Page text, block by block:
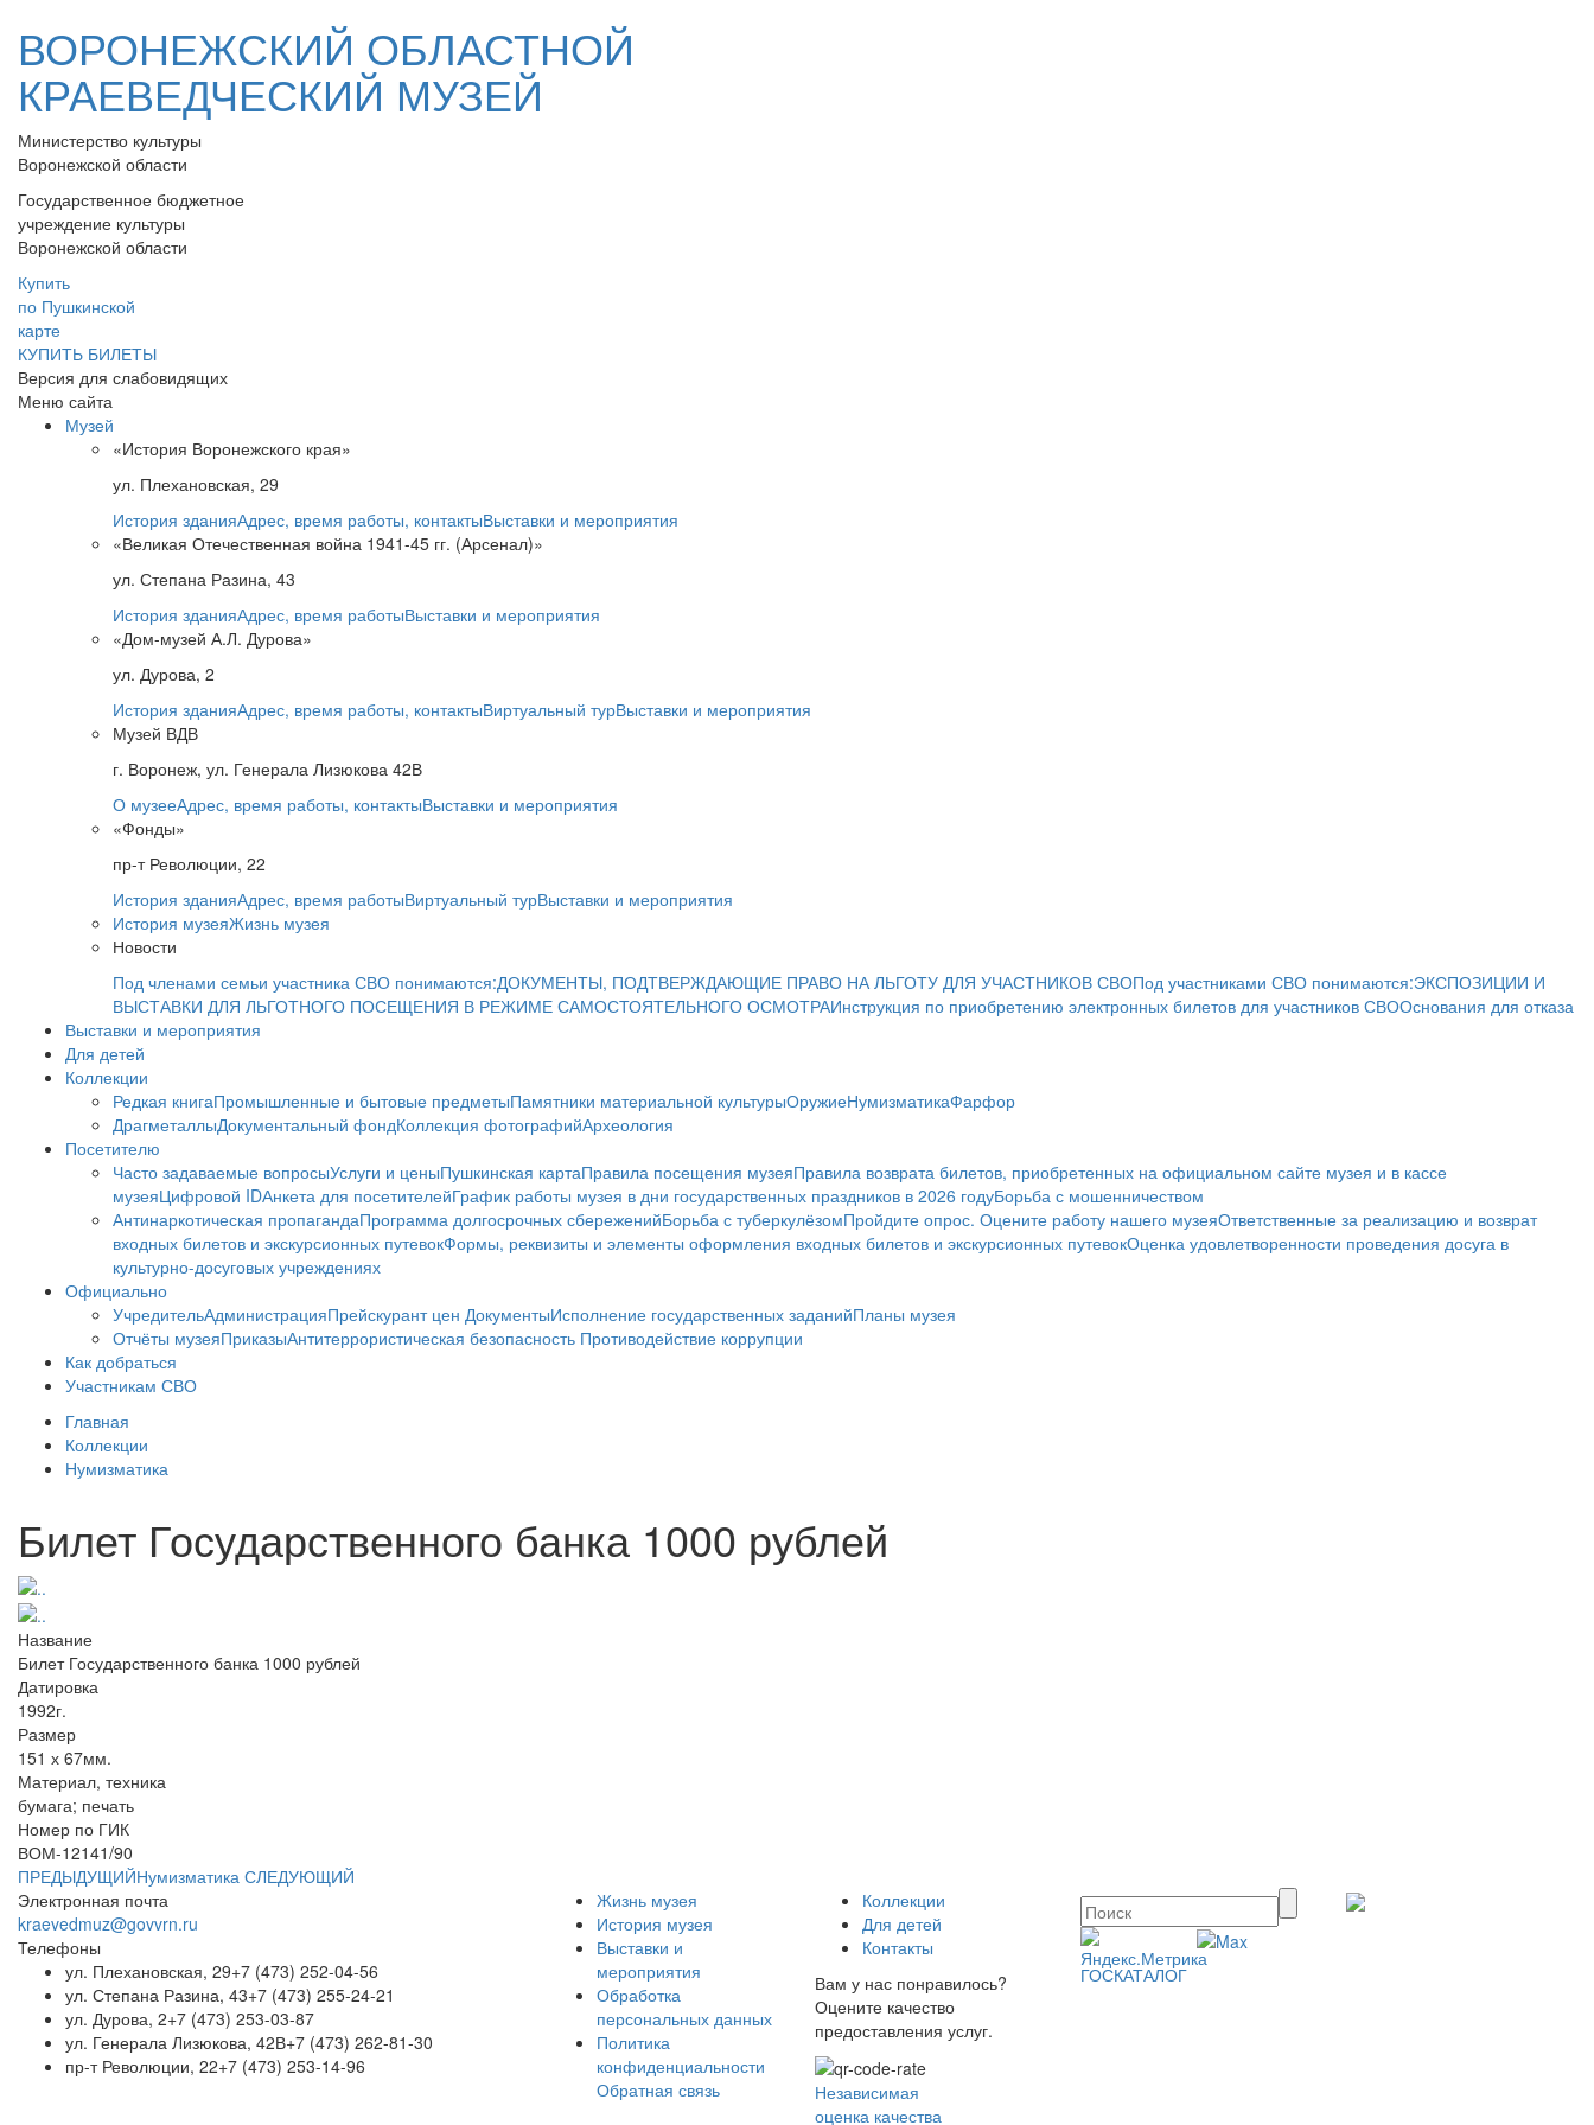
ВОРОНЕЖСКИЙ ОБЛАСТНОЙ
КРАЕВЕДЧЕСКИЙ МУЗЕЙ
Министерство культуры
Воронежской области
Государственное бюджетное
учреждение культуры
Воронежской области
Купить
по Пушкинской
карте
КУПИТЬ БИЛЕТЫ
Версия для слабовидящих
Меню сайта
Музей
«История Воронежского края»
ул. Плехановская, 29
История зданияАдрес, время работы, контактыВыставки и мероприятия
«Великая Отечественная война 1941-45 гг. (Арсенал)»
ул. Степана Разина, 43
История зданияАдрес, время работыВыставки и мероприятия
«Дом-музей А.Л. Дурова»
ул. Дурова, 2
История зданияАдрес, время работы, контактыВиртуальный турВыставки и мероприятия
Музей ВДВ
г. Воронеж, ул. Генерала Лизюкова 42В
О музееАдрес, время работы, контактыВыставки и мероприятия
«Фонды»
пр-т Революции, 22
История зданияАдрес, время работыВиртуальный турВыставки и мероприятия
История музеяЖизнь музея
Новости
Под членами семьи участника СВО понимаются:ДОКУМЕНТЫ, ПОДТВЕРЖДАЮЩИЕ ПРАВО НА ЛЬГОТУ ДЛЯ УЧАСТНИКОВ СВОПод участниками СВО понимаются:ЭКСПОЗИЦИИ И
ВЫСТАВКИ ДЛЯ ЛЬГОТНОГО ПОСЕЩЕНИЯ В РЕЖИМЕ САМОСТОЯТЕЛЬНОГО ОСМОТРАИнструкция по приобретению электронных билетов для участников СВООснования для отказа
Выставки и мероприятия
Для детей
Коллекции
Редкая книгаПромышленные и бытовые предметыПамятники материальной культурыОружиеНумизматикаФарфор
ДрагметаллыДокументальный фондКоллекция фотографийАрхеология
Посетителю
Часто задаваемые вопросыУслуги и ценыПушкинская картаПравила посещения музеяПравила возврата билетов, приобретенных на официальном сайте музея и в кассе
музеяЦифровой IDАнкета для посетителейГрафик работы музея в дни государственных праздников в 2026 годуБорьба с мошенничеством
Антинаркотическая пропагандаПрограмма долгосрочных сбереженийБорьба с туберкулёзомПройдите опрос. Оцените работу нашего музеяОтветственные за реализацию и возврат
входных билетов и экскурсионных путевокФормы, реквизиты и элементы оформления входных билетов и экскурсионных путевокОценка удовлетворенности проведения досуга в
культурно-досуговых учреждениях
Официально
УчредительАдминистрацияПрейскурант цен ДокументыИсполнение государственных заданийПланы музея
Отчёты музеяПриказыАнтитеррористическая безопасность Противодействие коррупции
Как добраться
Участникам СВО
Главная
Коллекции
Нумизматика
Билет Государственного банка 1000 рублей
Название
Билет Государственного банка 1000 рублей
Датировка
1992г.
Размер
151 х 67мм.
Материал, техника
бумага; печать
Номер по ГИК
ВОМ-12141/90
ПРЕДЫДУЩИЙНумизматика СЛЕДУЮЩИЙ
Электронная почта
kraevedmuz@govvrn.ru
Телефоны
ул. Плехановская, 29+7 (473) 252-04-56
ул. Степана Разина, 43+7 (473) 255-24-21
ул. Дурова, 2+7 (473) 253-03-87
ул. Генерала Лизюкова, 42В+7 (473) 262-81-30
пр-т Революции, 22+7 (473) 253-14-96
Жизнь музея
История музея
Выставки и
мероприятия
Обработка
персональных данных
Политика
конфиденциальности
Обратная связь
Коллекции
Для детей
Контакты
Вам у нас понравилось?
Оцените качество
предоставления услуг.
Независимая
оценка качества
ГОСКАТАЛОГ